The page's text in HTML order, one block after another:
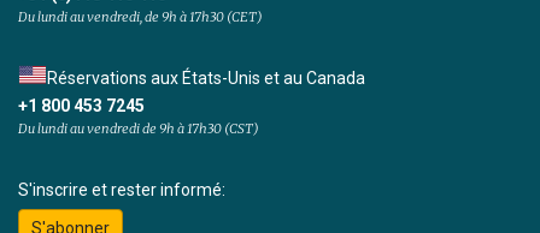
Du lundi au vendredi, de 9h à 17h30 (CET)
Réservations aux États-Unis et au Canada
+1 800 453 7245
Du lundi au vendredi de 9h à 17h30 (CST)
S'inscrire et rester informé:
S'abonner